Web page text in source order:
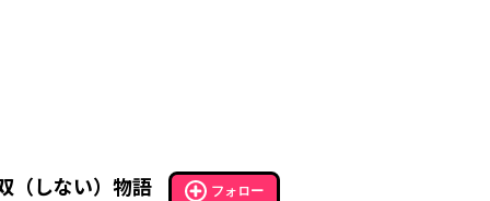
（しない）物語 フォロー